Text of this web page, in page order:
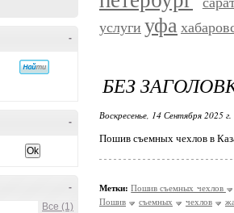
-
-
-
Все (1)
услуги уфа
БЕЗ
Воскресенье, 14 Сентября 2025
Пошив съемных чехлов в
Метки: Пошив съемных чехлов
Пошив
съемных чехлов